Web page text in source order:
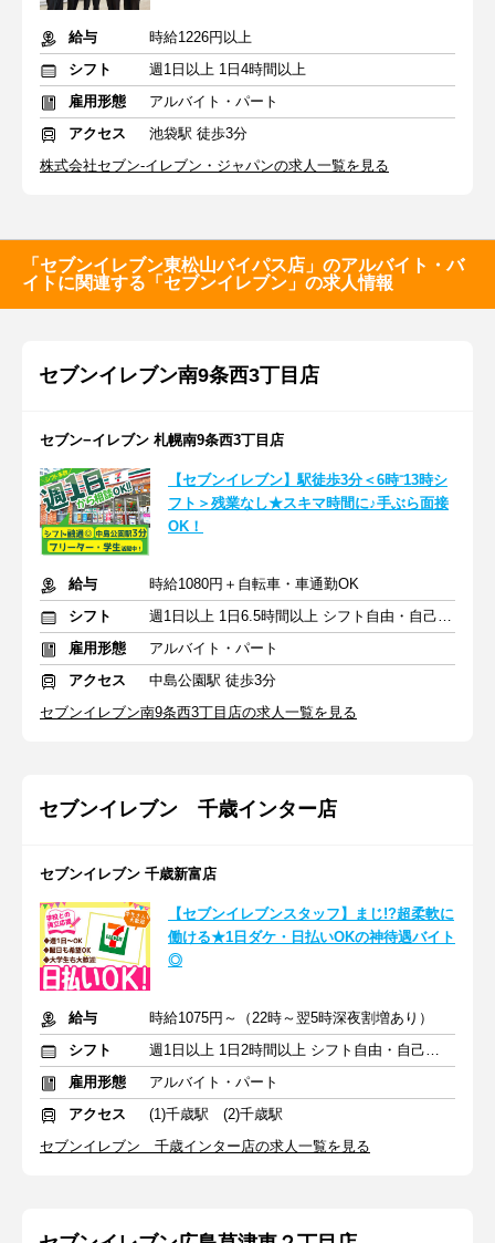
給与
時給1226円以上
シフト
週1日以上 1日4時間以上
雇用形態
アルバイト・パート
アクセス
池袋駅 徒歩3分
株式会社セブン-イレブン・ジャパンの求人一覧を見る
「セブンイレブン東松山バイパス店」のアルバイト・バ
イトに関連する「セブンイレブン」の求人情報
セブンイレブン南9条西3丁目店
セブン−イレブン 札幌南9条西3丁目店
【セブンイレブン】駅徒歩3分＜6時⁻13時シ
フト＞残業なし★スキマ時間に♪手ぶら面接
OK！
給与
時給1080円＋自転車・車通勤OK
シフト
週1日以上 1日6.5時間以上 シフト自由・自己申告
雇用形態
アルバイト・パート
アクセス
中島公園駅 徒歩3分
セブンイレブン南9条西3丁目店の求人一覧を見る
セブンイレブン 千歳インター店
セブンイレブン 千歳新富店
【セブンイレブンスタッフ】まじ!?超柔軟に
働ける★1日ダケ・日払いOKの神待遇バイト
◎
給与
時給1075円～（22時～翌5時深夜割増あり）
シフト
週1日以上 1日2時間以上 シフト自由・自己申告
雇用形態
アルバイト・パート
アクセス
(1)千歳駅 (2)千歳駅
セブンイレブン 千歳インター店の求人一覧を見る